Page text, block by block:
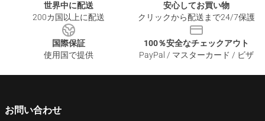
世界中に配送
200カ国以上に配送
安心してお買い物
クリックから配送まで24/7保護
国際保証
使用国で提供
100％安全なチェックアウト
PayPal / マスターカード / ビザ
お問い合わせ